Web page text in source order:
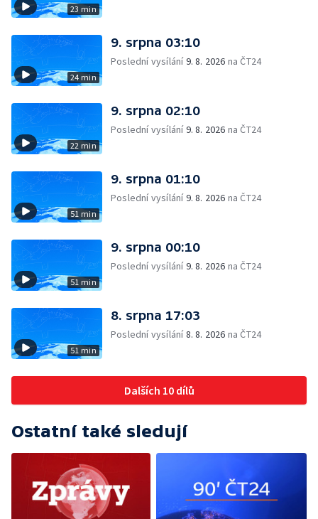
23 min
24 min
9. srpna 03:10
Poslední vysílání9. 8. 2026 na ČT24
22 min
9. srpna 02:10
Poslední vysílání9. 8. 2026 na ČT24
51 min
9. srpna 01:10
Poslední vysílání9. 8. 2026 na ČT24
51 min
9. srpna 00:10
Poslední vysílání9. 8. 2026 na ČT24
51 min
8. srpna 17:03
Poslední vysílání8. 8. 2026 na ČT24
Dalších 10 dílů
Ostatní také sledují